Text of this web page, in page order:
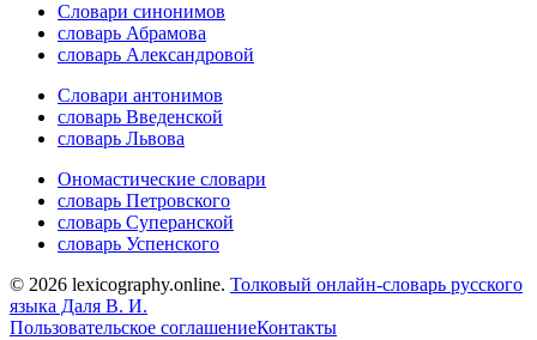
Словари синонимов
словарь Абрамова
словарь Александровой
Словари антонимов
словарь Введенской
словарь Львова
Ономастические словари
словарь Петровского
словарь Суперанской
словарь Успенского
© 2026 lexicography.online. Толковый онлайн-словарь русского
языка Даля В. И.
Пользовательское соглашениеКонтакты